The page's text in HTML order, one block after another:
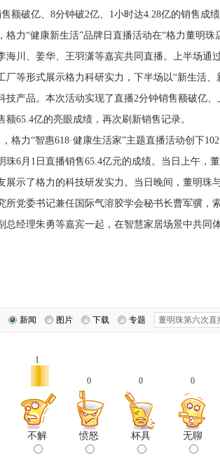
额破亿、8分钟破2亿、1小时达4.28亿的销售成
力“健康新生活”品牌日直播活动在“格力董明珠
海川、姜华、王羽潇等嘉宾共同直播。上半场通
厂等形式展示格力科研实力，下半场以“新生活
技产品。本次活动实现了直播2分钟销售额破亿
额65.4亿的亮眼成绩，再次刷新销售记录。
力“智惠618·健康生活家”主题直播活动创下
珠6月1日直播销售65.4亿元的成绩。当日上午，
展示了格力的科技研发实力。当日晚间，董明珠
所党委书记兼任国际气溶胶学会秘书长曹军骥，
总经理朱勇等嘉宾一起，在智慧家居场景中共同
新闻 图片 下载 专题
1
不解
0
愤怒
0
杯具
0
无聊